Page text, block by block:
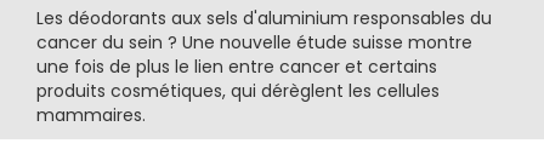
Les déodorants aux sels d'aluminium responsables du
cancer du sein ? Une nouvelle étude suisse montre
une fois de plus le lien entre cancer et certains
produits cosmétiques, qui dérèglent les cellules
mammaires.